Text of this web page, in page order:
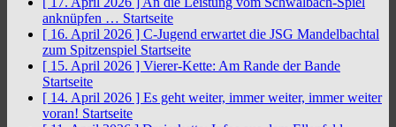
anknüpfen … Startseite
[ 16. April 2026 ] C-Jugend erwartet die JSG Mandelbachtal
zum Spitzenspiel Startseite
[ 15. April 2026 ] Vierer-Kette: Am Rande der Bande
Startseite
[ 14. April 2026 ] Es geht weiter, immer weiter, immer weiter
voran! Startseite